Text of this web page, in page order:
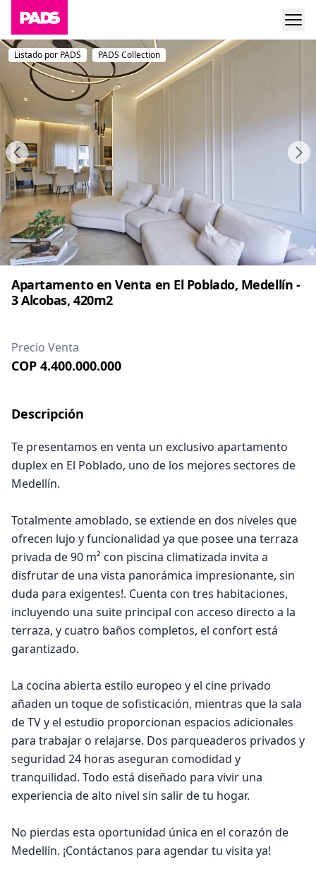
Listado por PADS PADS Collection
Apartamento en Venta en El Poblado, Medellín -
3 Alcobas, 420m2
Precio Venta
COP 4.400.000.000
Descripción
Te presentamos en venta un exclusivo apartamento
duplex en El Poblado, uno de los mejores sectores de
Medellín.
Totalmente amoblado, se extiende en dos niveles que
ofrecen lujo y funcionalidad ya que posee una terraza
privada de 90 m² con piscina climatizada invita a
disfrutar de una vista panorámica impresionante, sin
duda para exigentes!. Cuenta con tres habitaciones,
incluyendo una suite principal con acceso directo a la
terraza, y cuatro baños completos, el confort está
garantizado.
La cocina abierta estilo europeo y el cine privado
añaden un toque de sofisticación, mientras que la sala
de TV y el estudio proporcionan espacios adicionales
para trabajar o relajarse. Dos parqueaderos privados y
seguridad 24 horas aseguran comodidad y
tranquilidad. Todo está diseñado para vivir una
experiencia de alto nivel sin salir de tu hogar.
No pierdas esta oportunidad única en el corazón de
Medellín. ¡Contáctanos para agendar tu visita ya!